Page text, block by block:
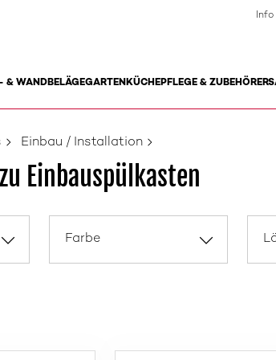
& WANDBELÄGEGARTENKÜCHEPFLEGE & ZUBEHÖR
Info
Einbau / Installation
Einbauspülkasten
Farbe